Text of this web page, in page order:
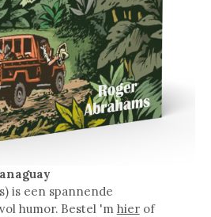
is een spannende
humor. Bestel 'm hierof